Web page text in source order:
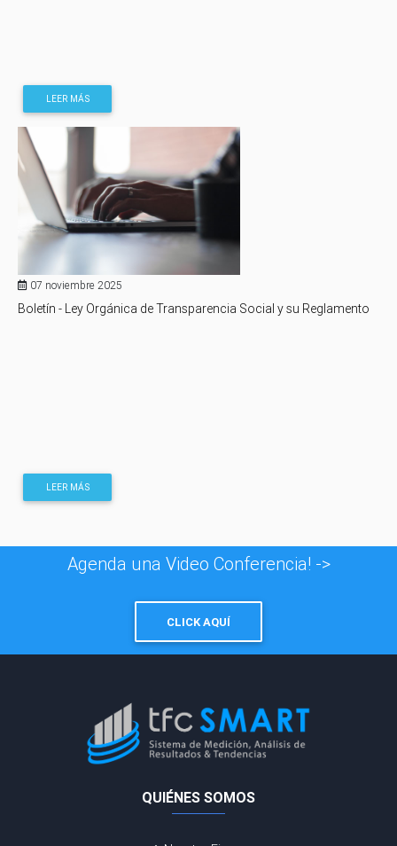
LEER MÁS
07 noviembre 2025
Boletín - Ley Orgánica de Transparencia Social y su Reglamento
LEER MÁS
Agenda una Video Conferencia! ->
CLICK AQUÍ
QUIÉNES SOMOS